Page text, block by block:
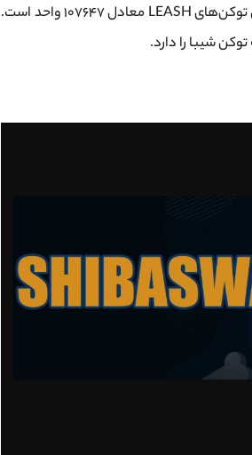
غیرمتمرکز مورد استفاده قرار می‌گیرد. لازم به ذکر است تعداد کل توکن‌های LEASH معادل ۱۰۷۶۴۷ واحد است.